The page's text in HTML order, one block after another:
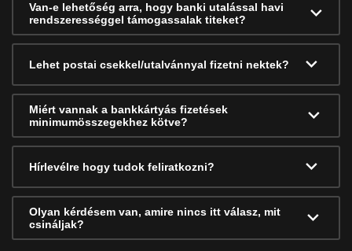
Van-e lehetőség arra, hogy banki utalással havi
rendszerességgel támogassalak titeket?
Lehet postai csekkel/utalvánnyal fizetni nektek?
Miért vannak a bankkártyás fizetések
minimumösszegekhez kötve?
Hírlevélre hogy tudok feliratkozni?
Olyan kérdésem van, amire nincs itt válasz, mit
csináljak?